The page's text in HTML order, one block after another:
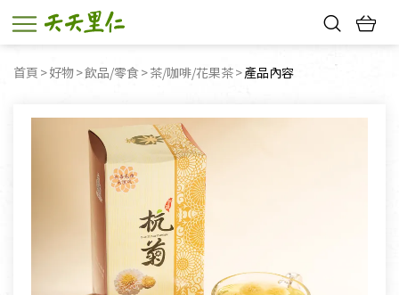
首頁 好物 飲品/零食 茶/咖啡/花果茶 目前頁面：
產品內容